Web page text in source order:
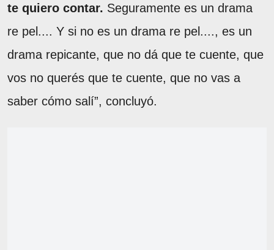
te quiero contar. Seguramente es un drama
re pel.... Y si no es un drama re pel...., es un
drama repicante, que no dá que te cuente, que
vos no querés que te cuente, que no vas a
saber cómo salí”, concluyó.